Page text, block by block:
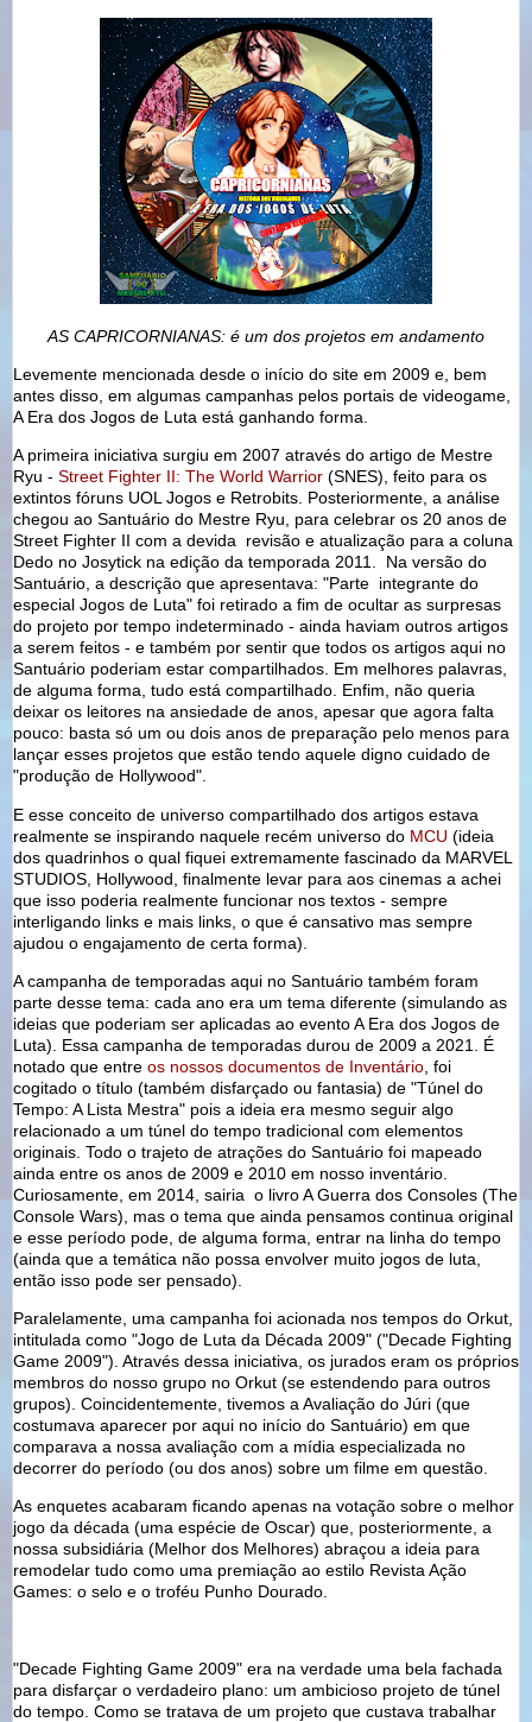
AS CAPRICORNIANAS: é um dos projetos em andamento
Levemente mencionada desde o início do site em 2009 e, bem
antes disso, em algumas campanhas pelos portais de videogame,
A Era dos Jogos de Luta está ganhando forma.
A primeira iniciativa surgiu em 2007 através do artigo de Mestre
Ryu - Street Fighter II: The World Warrior (SNES), feito para os
extintos fóruns UOL Jogos e Retrobits. Posteriormente, a análise
chegou ao Santuário do Mestre Ryu, para celebrar os 20 anos de
Street Fighter II com a devida revisão e atualização para a coluna
Dedo no Josytick na edição da temporada 2011. Na versão do
Santuário, a descrição que apresentava: "Parte integrante do
especial Jogos de Luta" foi retirado a fim de ocultar as surpresas
do projeto por tempo indeterminado - ainda haviam outros artigos
a serem feitos - e também por sentir que todos os artigos aqui no
Santuário poderiam estar compartilhados. Em melhores palavras,
de alguma forma, tudo está compartilhado. Enfim, não queria
deixar os leitores na ansiedade de anos, apesar que agora falta
pouco: basta só um ou dois anos de preparação pelo menos para
lançar esses projetos que estão tendo aquele digno cuidado de
"produção de Hollywood".
E esse conceito de universo compartilhado dos artigos estava
realmente se inspirando naquele recém universo do MCU (ideia
dos quadrinhos o qual fiquei extremamente fascinado da MARVEL
STUDIOS, Hollywood, finalmente levar para aos cinemas a achei
que isso poderia realmente funcionar nos textos - sempre
interligando links e mais links, o que é cansativo mas sempre
ajudou o engajamento de certa forma).
A campanha de temporadas aqui no Santuário também foram
parte desse tema: cada ano era um tema diferente (simulando as
ideias que poderiam ser aplicadas ao evento A Era dos Jogos de
Luta). Essa campanha de temporadas durou de 2009 a 2021. É
notado que entre os nossos documentos de Inventário , foi
cogitado o título (também disfarçado ou fantasia) de "Túnel do
Tempo: A Lista Mestra" pois a ideia era mesmo seguir algo
relacionado a um túnel do tempo tradicional com elementos
originais. Todo o trajeto de atrações do Santuário foi mapeado
ainda entre os anos de 2009 e 2010 em nosso inventário.
Curiosamente, em 2014, sairia o livro A Guerra dos Consoles (The
Console Wars), mas o tema que ainda pensamos continua original
e esse período pode, de alguma forma, entrar na linha do tempo
(ainda que a temática não possa envolver muito jogos de luta,
então isso pode ser pensado).
Paralelamente, uma campanha foi acionada nos tempos do Orkut,
intitulada como "Jogo de Luta da Década 2009" ("Decade Fighting
Game 2009"). Através dessa iniciativa, os jurados eram os próprios
membros do nosso grupo no Orkut (se estendendo para outros
grupos). Coincidentemente, tivemos a Avaliação do Júri (que
costumava aparecer por aqui no início do Santuário) em que
comparava a nossa avaliação com a mídia especializada no
decorrer do período (ou dos anos) sobre um filme em questão.
As enquetes acabaram ficando apenas na votação sobre o melhor
jogo da década (uma espécie de Oscar) que, posteriormente, a
nossa subsidiária (Melhor dos Melhores) abraçou a ideia para
remodelar tudo como uma premiação ao estilo Revista Ação
Games: o selo e o troféu Punho Dourado.
"Decade Fighting Game 2009" era na verdade uma bela fachada
para disfarçar o verdadeiro plano: um ambicioso projeto de túnel
do tempo. Como se tratava de um projeto que custava trabalhar